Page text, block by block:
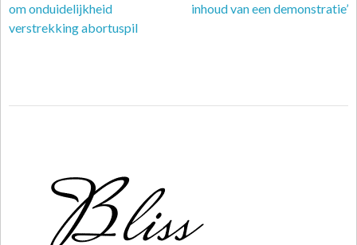
om onduidelijkheid
verstrekking abortuspil
inhoud van een demonstratie’